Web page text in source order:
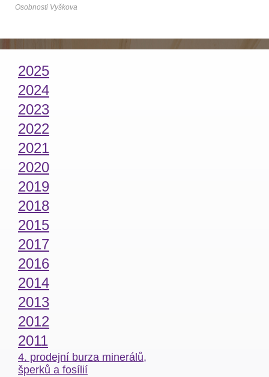
2025
2024
2023
2022
2021
2020
2019
2018
2015
2017
2016
2014
2013
2012
2011
4. prodejní burza minerálů,
šperků a fosílií
Osobnosti Vyškova